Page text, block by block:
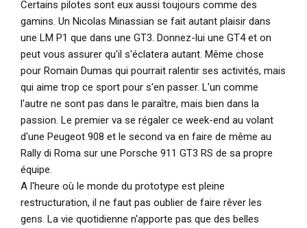
Certains pilotes sont eux aussi toujours comme des
gamins. Un Nicolas Minassian se fait autant plaisir dans
une LM P1 que dans une GT3. Donnez-lui une GT4 et on
peut vous assurer qu'il s'éclatera autant. Même chose
pour Romain Dumas qui pourrait ralentir ses activités, mais
qui aime trop ce sport pour s'en passer. L'un comme
l'autre ne sont pas dans le paraître, mais bien dans la
passion. Le premier va se régaler ce week-end au volant
d'une Peugeot 908 et le second va en faire de même au
Rally di Roma sur une Porsche 911 GT3 RS de sa propre
équipe.
A l'heure où le monde du prototype est pleine
restructuration, il ne faut pas oublier de faire rêver les
gens. La vie quotidienne n'apporte pas que des belles